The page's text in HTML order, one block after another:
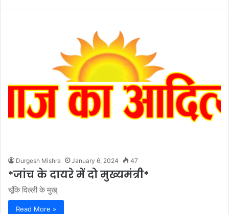
Durgesh Mishra January 6, 2024 47
*जांच के दायरे में दो मुख्यमंत्री*
चूंकि दिल्ली के मुख्
Read More »